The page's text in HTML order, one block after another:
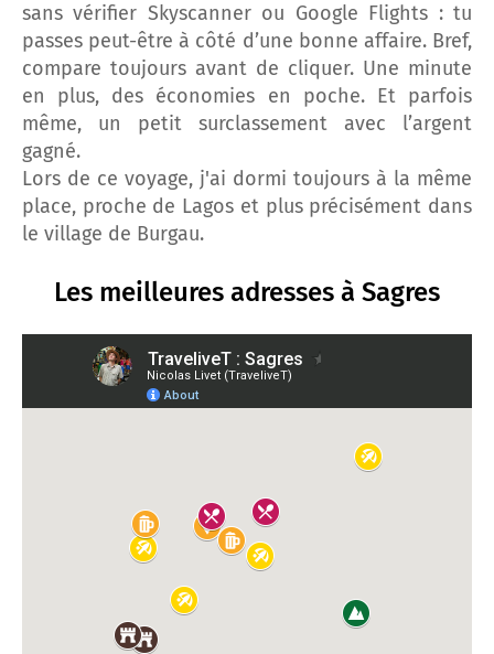
sans vérifier Skyscanner ou Google Flights : tu
passes peut-être à côté d’une bonne affaire. Bref,
compare toujours avant de cliquer. Une minute
en plus, des économies en poche. Et parfois
même, un petit surclassement avec l’argent
gagné.
Lors de ce voyage, j'ai dormi toujours à la même
place, proche de Lagos et plus précisément dans
le village de Burgau.
Les meilleures adresses à Sagres